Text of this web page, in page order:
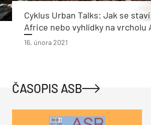
Cyklus Urban Talks: Jak se
Africe nebo vyhlídky na vrcholu
16. února 2021
ČASOPIS ASB